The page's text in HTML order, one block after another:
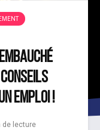
emploi !
de lecture